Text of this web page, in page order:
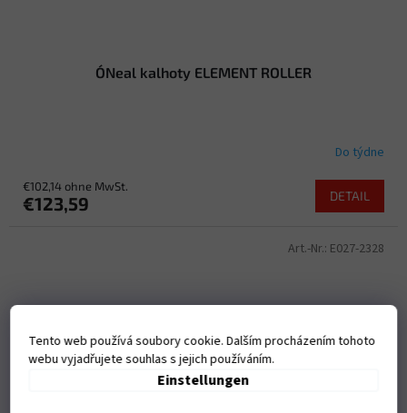
Tento web používá soubory cookie. Dalším procházením tohoto
webu vyjadřujete souhlas s jejich používáním.
Einstellungen
O´Neal kalhoty ELEMENT ROLLER
Do týdne
€102,14 ohne MwSt.
€123,59 DETAIL
Art.-Nr.: E027-2328